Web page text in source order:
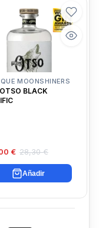
MOONSHINERS
BLACK
€ 28,30 €
Añadir